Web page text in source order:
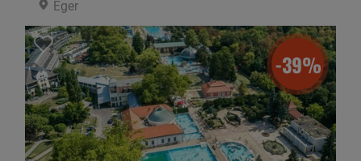
Éjszaka hosszabbítás: 37.450 Ft/2 fő/éj
Főszezoni felár (2026.07.03.-08.31.): 16.000 Ft/2 fő/éj
Tófürdőre néző vendégházi szoba felára: 5.000 Ft/szoba/éj
Vine Garden szárnyban történő felhasználás/Vine Garden
szoba felára: 12.500 Ft/szoba/éj
Idegenforgalmi adó: 600 Ft/fő/éj (18 éves kortól)
Eger
-39%